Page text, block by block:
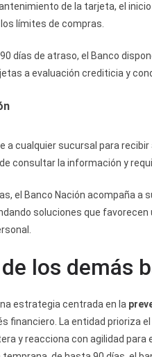
de la tarjeta, el
límites de compras.
días de atraso, el Banco
a evaluación crediticia y
a cualquier sucursal para
consultar la información y
el Banco Nación acompaña a
soluciones que
los demás
estrategia centrada en la
financiero. La entidad prioriza
y reacciona con agilidad